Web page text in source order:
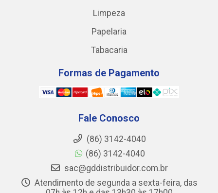
Limpeza
Papelaria
Tabacaria
Formas de Pagamento
Fale Conosco
(86) 3142-4040
(86) 3142-4040
sac@gddistribuidor.com.br
Atendimento de segunda a sexta-feira, das